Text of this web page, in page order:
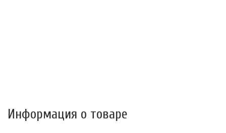
Информация о товаре